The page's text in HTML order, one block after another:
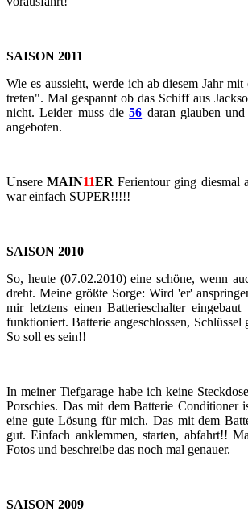
SAI­SON 2011
Wie es aus­sieht, werde ich ab die­sem Jahr
tre­ten". Mal ge­spannt ob das Schiff aus
nicht. Lei­der muss die56 daran glau­ben
an­ge­bo­ten.
Un­se­reMAIN11ER Fe­ri­en­tour ging dies­mal
war ein­fach SUPER!!!!!
SAI­SON 2010
So, heute (07.02.2010) eine schö­ne, wenn
dreht. Meine größ­te Sorge: Wird 'er'
mir letz­tens einen Bat­te­rie­schal­ter ein­ge­baut
funk­tio­niert. Bat­te­rie an­ge­schlos­sen,
So soll es sein!!
In mei­ner Tief­ga­ra­ge habe ich keine
Por­schies. Das mit dem Bat­te­rie Con­di­tio­ner
eine gute Lö­sung für mich. Das mit dem
gut. Ein­fach an­klem­men, star­ten, ab­fahrt!!
Fotos und be­schrei­be das noch mal ge­nau­er.
SAI­SON 2009